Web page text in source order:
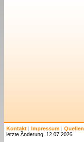
Kontakt | Impressum | Quellen
letzte Änderung: 12.07.2026